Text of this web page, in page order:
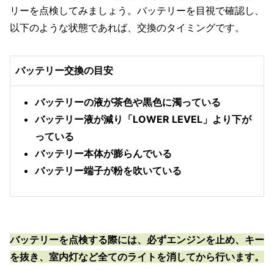
リーを点検してみましょう。バッテリーを目視で確認し、
以下のような状態であれば、交換のタイミングです。
バッテリー交換の目安
バッテリーの液が茶色や黒色に濁っている
バッテリー液が減り「LOWER LEVEL」より下が
っている
バッテリー本体が膨らんでいる
バッテリー端子が粉を吹いている
バッテリーを点検する際には、必ずエンジンを止め、キー
を抜き、室内灯など全てのライトを消してから行います。